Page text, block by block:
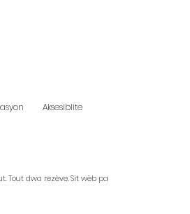
Aksesiblite
Tout dwa rezève.Sit wèb pa